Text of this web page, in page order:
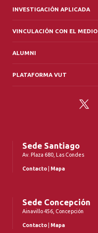
INVESTIGACIÓN APLICADA
VINCULACIÓN CON EL MEDIO
ALUMNI
PLATAFORMA VUT
Twitter
Sede Santiago
Av. Plaza 680, Las Condes
Contacto Mapa
Sede Concepción
Ainavillo 456, Concepción
Contacto Mapa